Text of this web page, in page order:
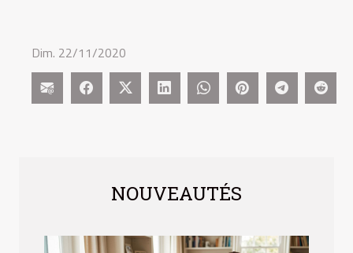
NOUVEAUTÉS
Dim. 22/11/2020